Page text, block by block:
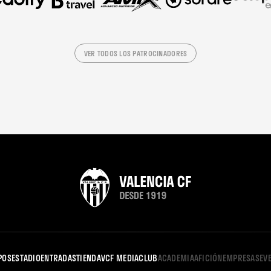
VER TODOS LOS PATROCINADORES
ESTADIOENTRADASTIENDAVCF MEDIACLUBACADEMIAAFICIÓNEMPRESAS